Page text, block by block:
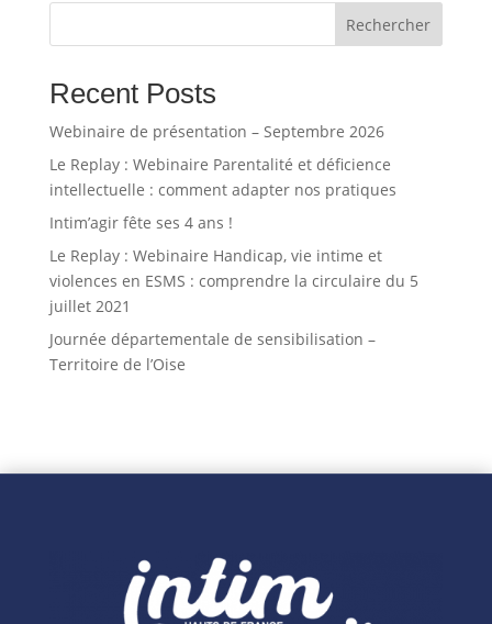
Rechercher
Recent Posts
Webinaire de présentation – Septembre 2026
Le Replay : Webinaire Parentalité et déficience
intellectuelle : comment adapter nos pratiques
Intim’agir fête ses 4 ans !
Le Replay : Webinaire Handicap, vie intime et
violences en ESMS : comprendre la circulaire du 5
juillet 2021
Journée départementale de sensibilisation –
Territoire de l’Oise